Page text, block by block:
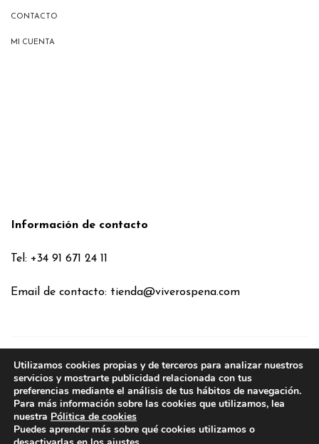
CONTACTO
MI CUENTA
Información de contacto
Tel: +34 91 671 24 11
Email de contacto: tienda@viverospena.com
Condiciones generales
Aviso legal
Política de Cookies
Política de privacidad
Utilizamos cookies propias y de terceros para analizar nuestros
servicios y mostrarte publicidad relacionada con tus
preferencias mediante el análisis de tus hábitos de navegación.
Para más información sobre las cookies que utilizamos, lea
nuestra Pólitica de cookies
Puedes aprender más sobre qué cookies utilizamos o